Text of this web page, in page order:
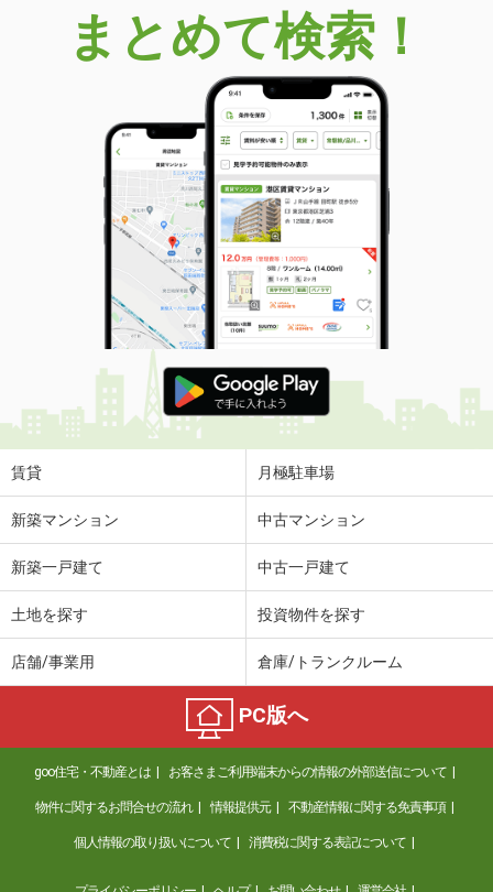
三重県四日市市天カ須賀４丁目
価 格
4.60万円
三重県四日市市天カ須賀４丁目
30.03m²
間取り
1K
三重県四日市市日永東３
価 格
3.90万円
住 所
三重県四日市市日永東３
専有面積 26.71m²
間取り
1K
三重県津市江戸橋３丁目
価 格
1.50万円
住 所
三重県津市江戸橋３丁目
専有面積
三重県津市江戸橋３丁目
1.40万円
三重県津市南丸之内
8.40万円
住 所
三重県津市南丸之内
専有面積 59.52m²
間取り
2LDK
三重県津市河芸町上野
まとめて検索！
賃貸 月極駐車場
新築マンション 中古マンション
新築一戸建て 中古一戸建て
土地を探す 投資物件を探す
店舗/事業用 倉庫/トランクルーム
PC版へ
goo住宅・不動産とは お客さまご利用端末からの情報の外部送信について
物件に関するお問合せの流れ 情報提供元 不動産情報に関する免責事項
個人情報の取り扱いについて 消費税に関する表記について